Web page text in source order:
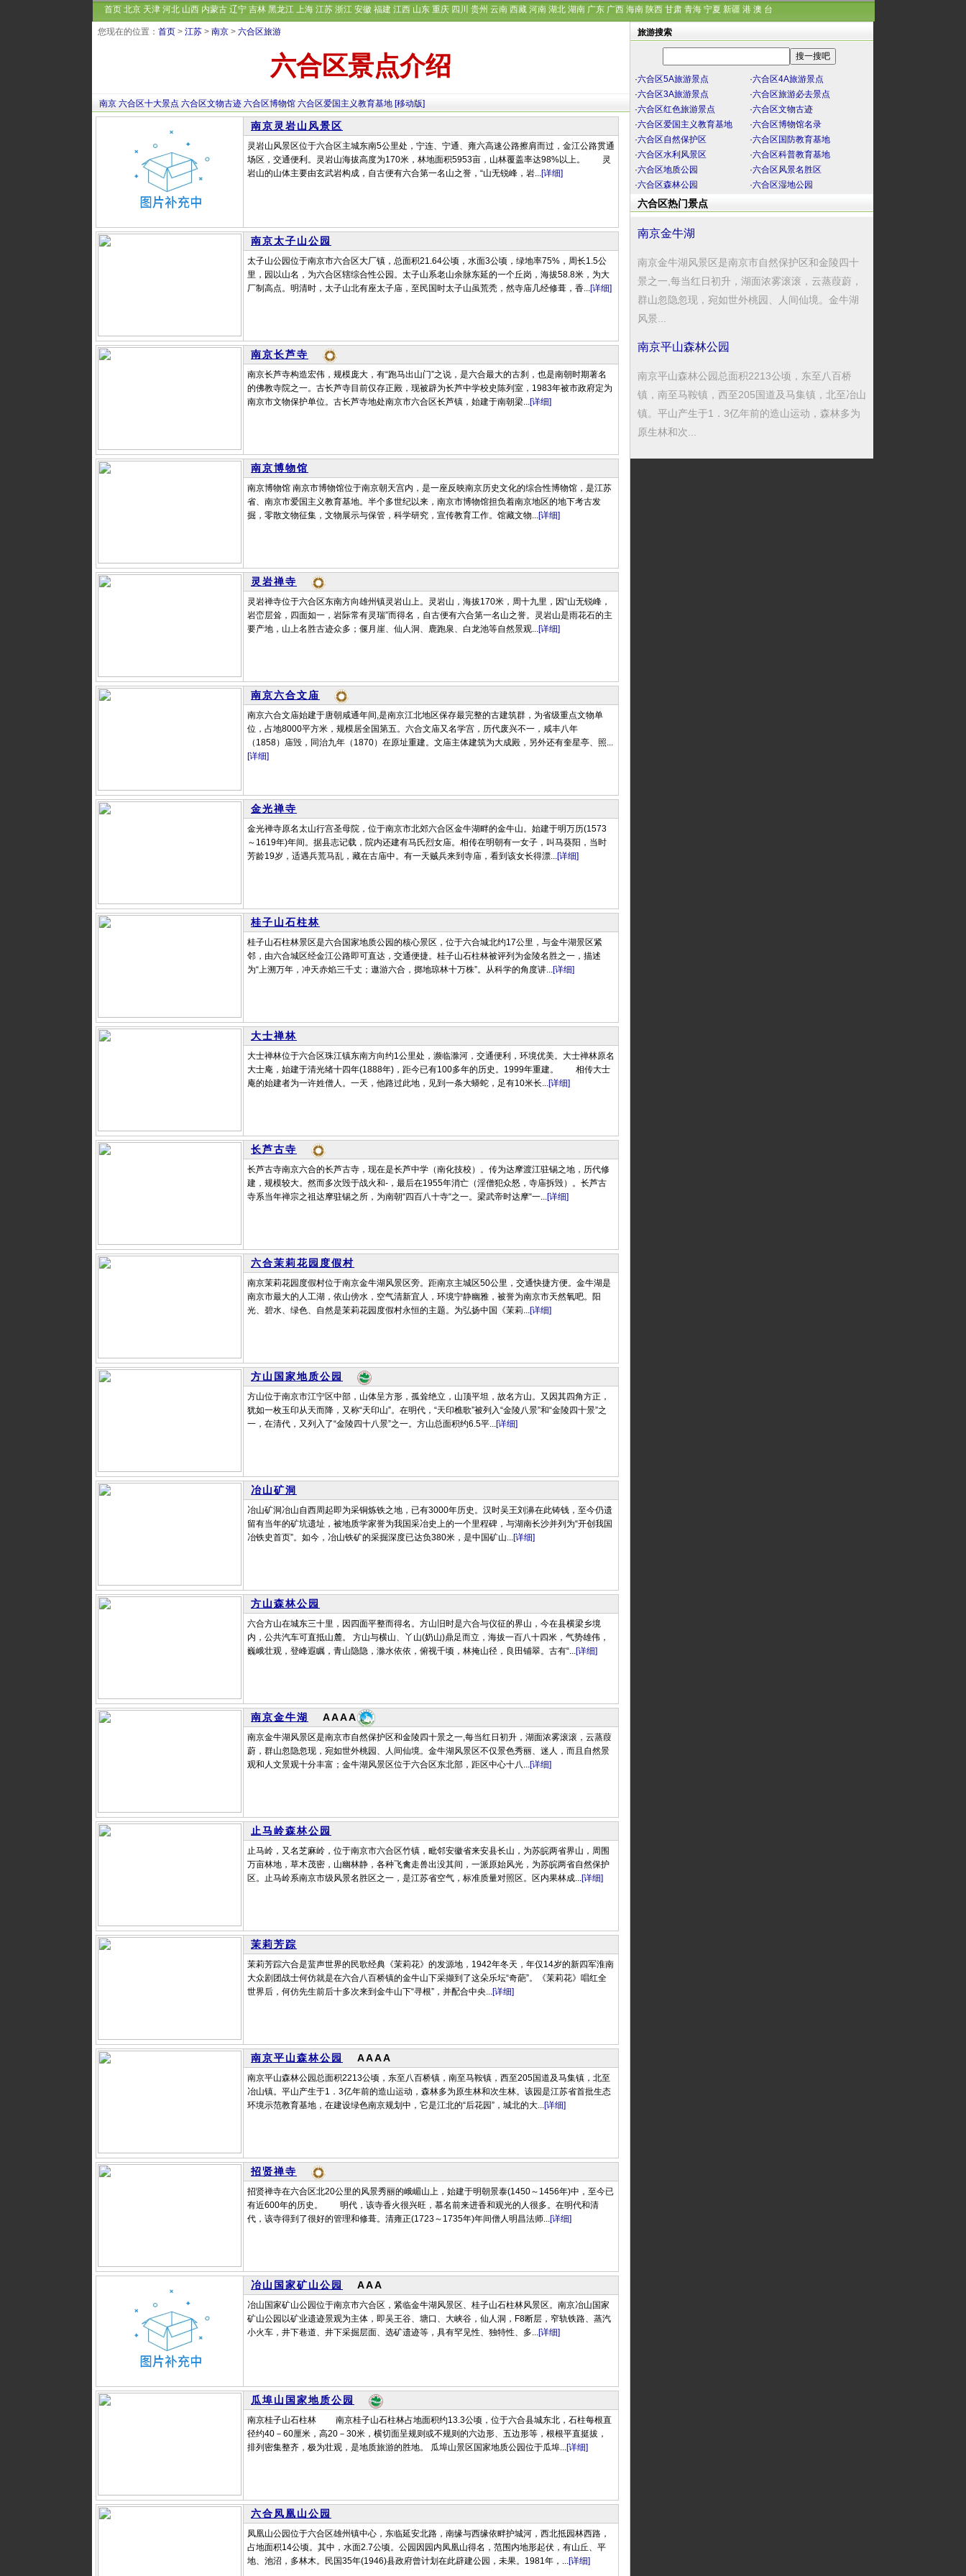
首页 北京 天津 河北 山西 内蒙古 辽宁 吉林 黑龙江 上海 江苏 浙江 安徽 福建 江西 山东 重庆 四川 贵州 云南 西藏 河南 湖北 湖南 广东 广西 海南 陕西 甘肃 青海 宁夏 新疆 港 澳 台
您现在的位置： 首页 > 江苏 > 南京 > 六合区旅游
六合区景点介绍
南京 六合区十大景点 六合区文物古迹 六合区博物馆 六合区爱国主义教育基地 [移动版]
南京灵岩山风景区
灵岩山风景区位于六合区主城东南5公里处，宁连、宁通、雍六高速公路擦肩而过，金江公路贯通
场区，交通便利。灵岩山海拔高度为170米，林地面积5953亩，山林覆盖率达98%以上。 灵
岩山的山体主要由玄武岩构成，自古便有六合第一名山之誉，“山无锐峰，岩...[详细]
南京太子山公园
太子山公园位于南京市六合区大厂镇，总面积21.64公顷，水面3公顷，绿地率75%，周长1.5公
里，园以山名，为六合区辖综合性公园。太子山系老山余脉东延的一个丘岗，海拔58.8米，为大
厂制高点。明清时，太子山北有座太子庙，至民国时太子山虽荒秃，然寺庙几经修葺，香...[详细]
南京长芦寺
南京长芦寺构造宏伟，规模庞大，有“跑马出山门”之说，是六合最大的古刹，也是南朝时期著名
的佛教寺院之一。古长芦寺目前仅存正殿，现被辟为长芦中学校史陈列室，1983年被市政府定为
南京市文物保护单位。古长芦寺地处南京市六合区长芦镇，始建于南朝梁...[详细]
南京博物馆
南京博物馆 南京市博物馆位于南京朝天宫内，是一座反映南京历史文化的综合性博物馆，是江苏
省、南京市爱国主义教育基地。半个多世纪以来，南京市博物馆担负着南京地区的地下考古发
掘，零散文物征集，文物展示与保管，科学研究，宣传教育工作。馆藏文物...[详细]
灵岩禅寺
灵岩禅寺位于六合区东南方向雄州镇灵岩山上。灵岩山，海拔170米，周十九里，因“山无锐峰，
岩峦层耸，四面如一，岩际常有灵瑞”而得名，自古便有六合第一名山之誉。灵岩山是雨花石的主
要产地，山上名胜古迹众多；偃月崖、仙人洞、鹿跑泉、白龙池等自然景观...[详细]
南京六合文庙
南京六合文庙始建于唐朝咸通年间,是南京江北地区保存最完整的古建筑群，为省级重点文物单
位，占地8000平方米，规模居全国第五。六合文庙又名学宫，历代废兴不一，咸丰八年
（1858）庙毁，同治九年（1870）在原址重建。文庙主体建筑为大成殿，另外还有奎星亭、照...
[详细]
金光禅寺
金光禅寺原名太山行宫圣母院，位于南京市北郊六合区金牛湖畔的金牛山。始建于明万历(1573
～1619年)年间。据县志记载，院内还建有马氏烈女庙。相传在明朝有一女子，叫马葵阳，当时
芳龄19岁，适遇兵荒马乱，藏在古庙中。有一天贼兵来到寺庙，看到该女长得漂...[详细]
桂子山石柱林
桂子山石柱林景区是六合国家地质公园的核心景区，位于六合城北约17公里，与金牛湖景区紧
邻，由六合城区经金江公路即可直达，交通便捷。桂子山石柱林被评列为金陵名胜之一，描述
为“上溯万年，冲天赤焰三千丈；遨游六合，掷地琼林十万株”。从科学的角度讲...[详细]
大士禅林
大士禅林位于六合区珠江镇东南方向约1公里处，濒临滁河，交通便利，环境优美。大士禅林原名
大士庵，始建于清光绪十四年(1888年)，距今已有100多年的历史。1999年重建。 相传大士
庵的始建者为一许姓僧人。一天，他路过此地，见到一条大蟒蛇，足有10米长...[详细]
长芦古寺
长芦古寺南京六合的长芦古寺，现在是长芦中学（南化技校）。传为达摩渡江驻锡之地，历代修
建，规模较大。然而多次毁于战火和-，最后在1955年消亡（淫僧犯众怒，寺庙拆毁）。长芦古
寺系当年禅宗之祖达摩驻锡之所，为南朝“四百八十寺“之一。梁武帝时达摩“一...[详细]
六合茉莉花园度假村
南京茉莉花园度假村位于南京金牛湖风景区旁。距南京主城区50公里，交通快捷方便。金牛湖是
南京市最大的人工湖，依山傍水，空气清新宜人，环境宁静幽雅，被誉为南京市天然氧吧。阳
光、碧水、绿色、自然是茉莉花园度假村永恒的主题。为弘扬中国《茉莉...[详细]
方山国家地质公园
方山位于南京市江宁区中部，山体呈方形，孤耸绝立，山顶平坦，故名方山。又因其四角方正，
犹如一枚玉印从天而降，又称“天印山”。在明代，“天印樵歌”被列入“金陵八景”和“金陵四十景”之
一，在清代，又列入了“金陵四十八景”之一。方山总面积约6.5平...[详细]
冶山矿洞
冶山矿洞冶山自西周起即为采铜炼铁之地，已有3000年历史。汉时吴王刘濞在此铸钱，至今仍遗
留有当年的矿坑遗址，被地质学家誉为我国采冶史上的一个里程碑，与湖南长沙并列为“开创我国
冶铁史首页”。如今，冶山铁矿的采掘深度已达负380米，是中国矿山...[详细]
方山森林公园
六合方山在城东三十里，因四面平整而得名。方山旧时是六合与仪征的界山，今在县横梁乡境
内，公共汽车可直抵山麓。 方山与横山、丫山(奶山)鼎足而立，海拔一百八十四米，气势雄伟，
巍峨壮观，登峰遐瞩，青山隐隐，滁水依依，俯视千顷，林掩山径，良田铺翠。古有“...[详细]
南京金牛湖 AAAA
南京金牛湖风景区是南京市自然保护区和金陵四十景之一,每当红日初升，湖面浓雾滚滚，云蒸葭
蔚，群山忽隐忽现，宛如世外桃园、人间仙境。金牛湖风景区不仅景色秀丽、迷人，而且自然景
观和人文景观十分丰富；金牛湖风景区位于六合区东北部，距区中心十八...[详细]
止马岭森林公园
止马岭，又名芝麻岭，位于南京市六合区竹镇，毗邻安徽省来安县长山，为苏皖两省界山，周围
万亩林地，草木茂密，山幽林静，各种飞禽走兽出没其间，一派原始风光，为苏皖两省自然保护
区。止马岭系南京市级风景名胜区之一，是江苏省空气，标准质量对照区。区内果林成...[详细]
茉莉芳踪
茉莉芳踪六合是蜚声世界的民歌经典《茉莉花》的发源地，1942年冬天，年仅14岁的新四军淮南
大众剧团战士何仿就是在六合八百桥镇的金牛山下采撷到了这朵乐坛“奇葩”。《茉莉花》唱红全
世界后，何仿先生前后十多次来到金牛山下“寻根”，并配合中央...[详细]
南京平山森林公园 AAAA
南京平山森林公园总面积2213公顷，东至八百桥镇，南至马鞍镇，西至205国道及马集镇，北至
冶山镇。平山产生于1．3亿年前的造山运动，森林多为原生林和次生林。该园是江苏省首批生态
环境示范教育基地，在建设绿色南京规划中，它是江北的“后花园”，城北的大...[详细]
招贤禅寺
招贤禅寺在六合区北20公里的风景秀丽的峨嵋山上，始建于明朝景泰(1450～1456年)中，至今已
有近600年的历史。 明代，该寺香火很兴旺，慕名前来进香和观光的人很多。在明代和清
代，该寺得到了很好的管理和修葺。清雍正(1723～1735年)年间僧人明昌法师...[详细]
冶山国家矿山公园 AAA
冶山国家矿山公园位于南京市六合区，紧临金牛湖风景区、桂子山石柱林风景区。南京冶山国家
矿山公园以矿业遗迹景观为主体，即吴王谷、塘口、大峡谷，仙人洞，F8断层，窄轨铁路、蒸汽
小火车，井下巷道、井下采掘层面、选矿遗迹等，具有罕见性、独特性、多...[详细]
瓜埠山国家地质公园
南京桂子山石柱林 南京桂子山石柱林占地面积约13.3公顷，位于六合县城东北，石柱每根直
径约40－60厘米，高20－30米，横切面呈规则或不规则的六边形、五边形等，根根平直挺拔，
排列密集整齐，极为壮观，是地质旅游的胜地。 瓜埠山景区国家地质公园位于瓜埠...[详细]
六合凤凰山公园
凤凰山公园位于六合区雄州镇中心，东临延安北路，南缘与西缘依畔护城河，西北抵园林西路，
占地面积14公顷。其中，水面2.7公顷。公园因园内凤凰山得名，范围内地形起伏，有山丘、平
地、池沼，多林木。民国35年(1946)县政府曾计划在此辟建公园，未果。1981年，...[详细]
旅游搜索
·六合区5A旅游景点 ·六合区4A旅游景点
·六合区3A旅游景点 ·六合区旅游必去景点
·六合区红色旅游景点 ·六合区文物古迹
·六合区爱国主义教育基地 ·六合区博物馆名录
·六合区自然保护区 ·六合区国防教育基地
·六合区水利风景区 ·六合区科普教育基地
·六合区地质公园 ·六合区风景名胜区
·六合区森林公园 ·六合区湿地公园
六合区热门景点
南京金牛湖
南京金牛湖风景区是南京市自然保护区和金陵四十
景之一,每当红日初升，湖面浓雾滚滚，云蒸葭蔚，
群山忽隐忽现，宛如世外桃园、人间仙境。金牛湖
风景...
南京平山森林公园
南京平山森林公园总面积2213公顷，东至八百桥
镇，南至马鞍镇，西至205国道及马集镇，北至冶山
镇。平山产生于1．3亿年前的造山运动，森林多为
原生林和次...